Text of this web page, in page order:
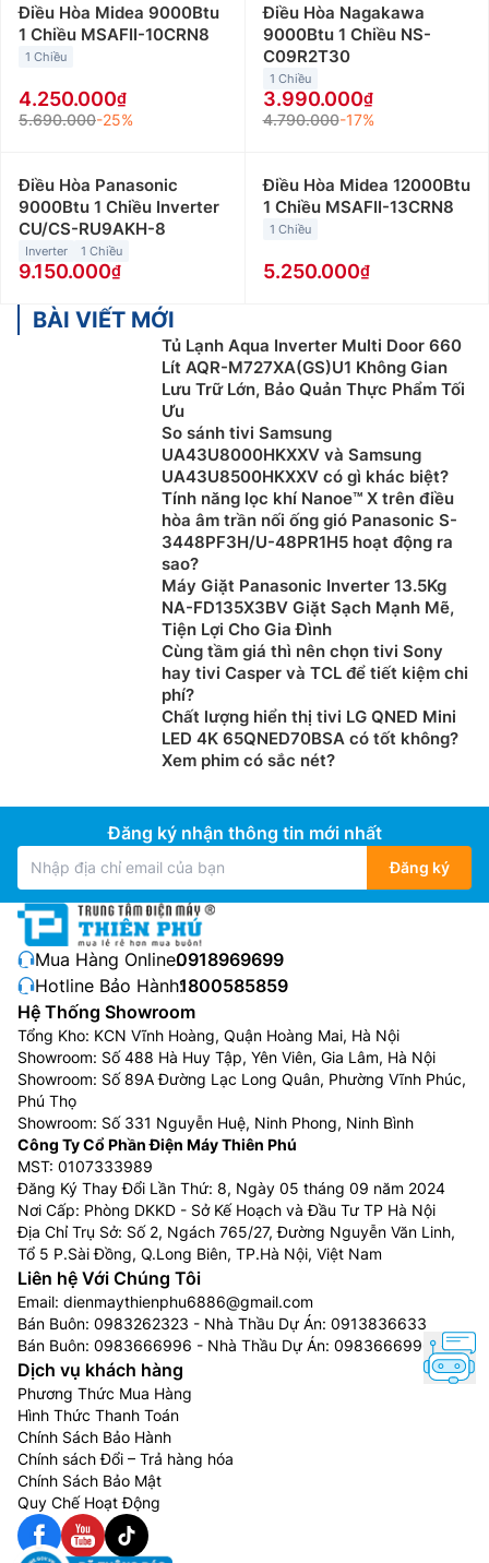
Điều Hòa Midea 9000Btu
1 Chiều MSAFII-10CRN8
1 Chiều
4.250.000
5.690.000-25%
Điều Hòa Nagakawa
9000Btu 1 Chiều NS-
C09R2T30
1 Chiều
3.990.000
4.790.000-17%
Điều Hòa Panasonic
9000Btu 1 Chiều Inverter
CU/CS-RU9AKH-8
Inverter 1 Chiều
9.150.000
Điều Hòa Midea 12000Btu
1 Chiều MSAFII-13CRN8
1 Chiều
5.250.000
BÀI VIẾT MỚI
Tủ Lạnh Aqua Inverter Multi Door 660
Lít AQR-M727XA(GS)U1 Không Gian
Lưu Trữ Lớn, Bảo Quản Thực Phẩm Tối
Ưu
So sánh tivi Samsung
UA43U8000HKXXV và Samsung
UA43U8500HKXXV có gì khác biệt?
Tính năng lọc khí Nanoe™ X trên điều
hòa âm trần nối ống gió Panasonic S-
3448PF3H/U-48PR1H5 hoạt động ra
sao?
Máy Giặt Panasonic Inverter 13.5Kg
NA-FD135X3BV Giặt Sạch Mạnh Mẽ,
Tiện Lợi Cho Gia Đình
Cùng tầm giá thì nên chọn tivi Sony
hay tivi Casper và TCL để tiết kiệm chi
phí?
Chất lượng hiển thị tivi LG QNED Mini
LED 4K 65QNED70BSA có tốt không?
Xem phim có sắc nét?
Đăng ký nhận thông tin mới nhất
Đăng ký
Mua Hàng Online:0918969699
Hotline Bảo Hành:1800585859
Hệ Thống Showroom
Tổng Kho: KCN Vĩnh Hoàng, Quận Hoàng Mai, Hà Nội
Showroom: Số 488 Hà Huy Tập, Yên Viên, Gia Lâm, Hà Nội
Showroom: Số 89A Đường Lạc Long Quân, Phường Vĩnh Phúc,
Phú Thọ
Showroom: Số 331 Nguyễn Huệ, Ninh Phong, Ninh Bình
Công Ty Cổ Phần Điện Máy Thiên Phú
MST: 0107333989
Đăng Ký Thay Đổi Lần Thứ: 8, Ngày 05 tháng 09 năm 2024
Nơi Cấp: Phòng DKKD - Sở Kế Hoạch và Đầu Tư TP Hà Nội
Địa Chỉ Trụ Sở: Số 2, Ngách 765/27, Đường Nguyễn Văn Linh,
Tổ 5 P.Sài Đồng, Q.Long Biên, TP.Hà Nội, Việt Nam
Liên hệ Với Chúng Tôi
Email: dienmaythienphu6886@gmail.com
Bán Buôn: 0983262323 - Nhà Thầu Dự Án: 0913836633
Bán Buôn: 0983666996 - Nhà Thầu Dự Án: 0983666996
Dịch vụ khách hàng
Phương Thức Mua Hàng
Hình Thức Thanh Toán
Chính Sách Bảo Hành
Chính sách Đổi – Trả hàng hóa
Chính Sách Bảo Mật
Quy Chế Hoạt Động